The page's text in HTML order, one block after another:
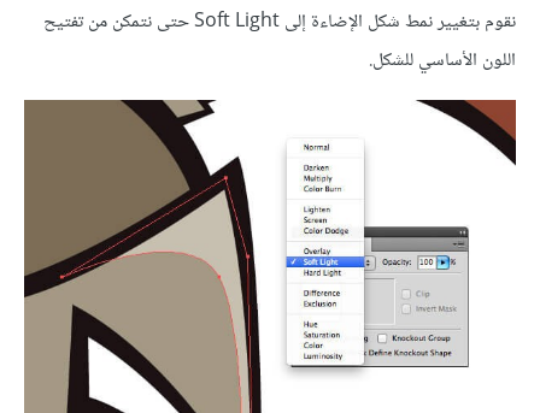
نقوم بتغيير نمط شكل الإضاءة إلى Soft Light حتى نتمكن من تفتيح
اللون الأساسي للشكل.